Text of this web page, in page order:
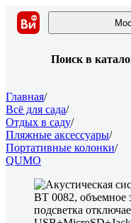
Поиск в
Главная/
Всё для сада/
Отдых в саду/
Пляжные аксессуары/
Портативные колонки/
QUMO